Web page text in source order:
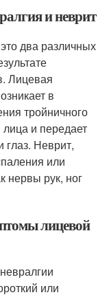
и неврит
два различных
Лицевая
в
тройничного
и передает
Неврит,
или
нервы рук, ног
лицевой
или